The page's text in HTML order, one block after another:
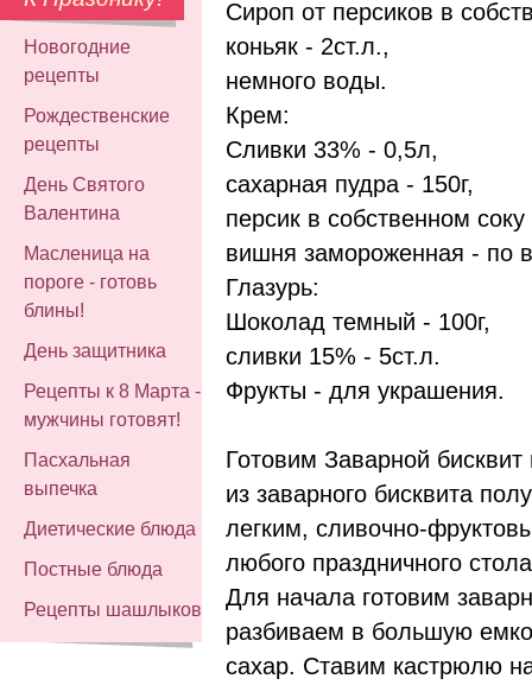
Новогодние
рецепты
Рождественские
рецепты
День Святого
Валентина
Масленица на
пороге - готовь
блины!
День защитника
Рецепты к 8 Марта -
мужчины готовят!
Пасхальная
выпечка
Диетические блюда
Постные блюда
Рецепты шашлыков
Сироп от персиков в
коньяк - 2ст.л.,
немного воды.
Крем:
Сливки 33% - 0,5л,
сахарная пудра - 150г,
персик в собственном соку
вишня замороженная - по
Глазурь:
Шоколад темный - 100г,
сливки 15% - 5ст.л.
Фрукты - для украшения.
Готовим Заварной бисквит
из заварного бисквита
легким, сливочно-
любого праздничного
Для начала готовим
разбиваем в большую
сахар. Ставим кастрюлю